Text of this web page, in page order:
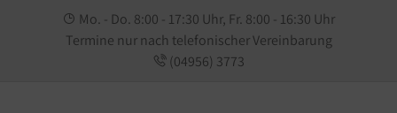
Mo. - Do. 8:00 - 17:30 Uhr, Fr. 8:00 - 16:30 Uhr
Termine nur nach telefonischer Vereinbarung
(04956) 3773